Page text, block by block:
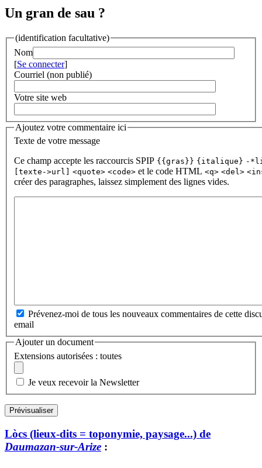
Un gran de sau ?
(identification facultative)
Nom
[Se connecter]
Courriel (non publié)
Votre site web
Ajoutez votre commentaire ici
Texte de votre message
Ce champ accepte les raccourcis SPIP {{gras}} {italique} -
[texte->url]
<quote> <code> et le code HTML <q> <del>
créer des paragraphes, laissez simplement des lignes vides.
Prévenez-moi de tous les nouveaux commentaires de cette
email
Ajouter un document
Extensions autorisées : toutes
Je veux recevoir la Newsletter
Lòcs (lieux-dits = toponymie, paysage...) de
Daumazan-sur-Arize :